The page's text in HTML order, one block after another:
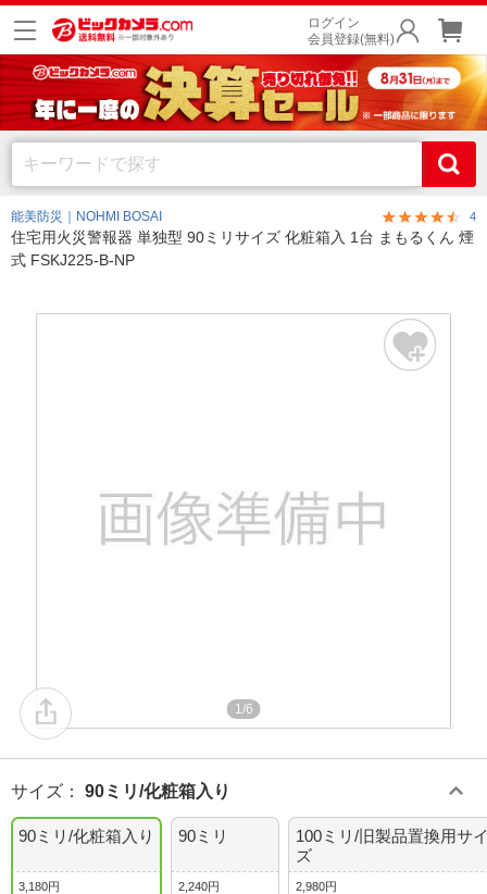
ログイン
会員登録(無料)
能美防災｜NOHMI BOSAI 4
住宅用火災警報器 単独型 90ミリサイズ 化粧箱入 1台 まもるくん 煙
式 FSKJ225-B-NP
1/6
サイズ ： 90ミリ/化粧箱入り
90ミリ/化粧箱入り
3,180円
90ミリ
2,240円
100ミリ/旧製品置換用サ
ズ
2,980円